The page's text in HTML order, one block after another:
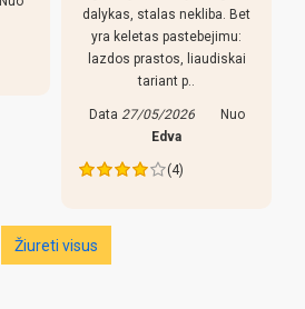
dalykas, stalas nekliba. Bet
yra keletas pastebejimu:
lazdos prastos, liaudiskai
tariant p..
Data 27/05/2026
Nuo
Edva
(4)
Žiureti visus